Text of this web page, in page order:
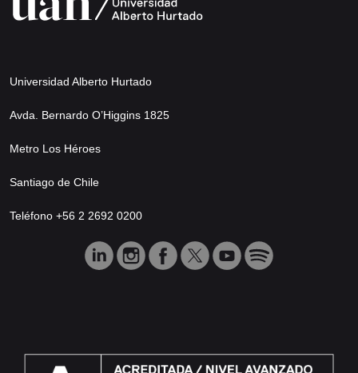
Universidad Alberto Hurtado
Avda. Bernardo O’Higgins 1825
Metro Los Héroes
Santiago de Chile
Teléfono +56 2 2692 0200